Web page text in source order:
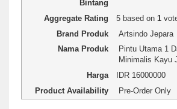
Bintang
Aggregate Rating
5based on 1
Brand Produk
Artsindo Jepara
Nama Produk
Pintu Utama 1
Minimalis Kayu
Harga
IDR16000000
Product Availability
Pre-Order Only